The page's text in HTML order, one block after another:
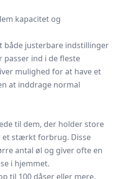
kapacitet og
både justerbare indstillinger
passer ind i de fleste
mulighed for at have et
at inddrage normal
til dem, der holder store
et stærkt forbrug. Disse
antal øl og giver ofte en
i hjemmet.
til 100 dåser eller mere.